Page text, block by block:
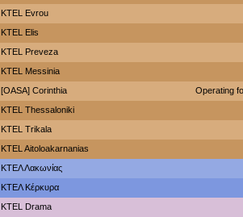
KTEL Evrou
KTEL Elis
KTEL Preveza
KTEL Messinia
[OASA] Corinthia Operating
KTEL Thessaloniki
ΚΤΕL Τrikala
KTEL Aitoloakarnanias
ΚΤΕΛ Λακωνίας
ΚΤΕΛ Κέρκυρα
KTEL Drama